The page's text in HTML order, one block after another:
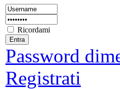
Ricordami
Password
Registrati